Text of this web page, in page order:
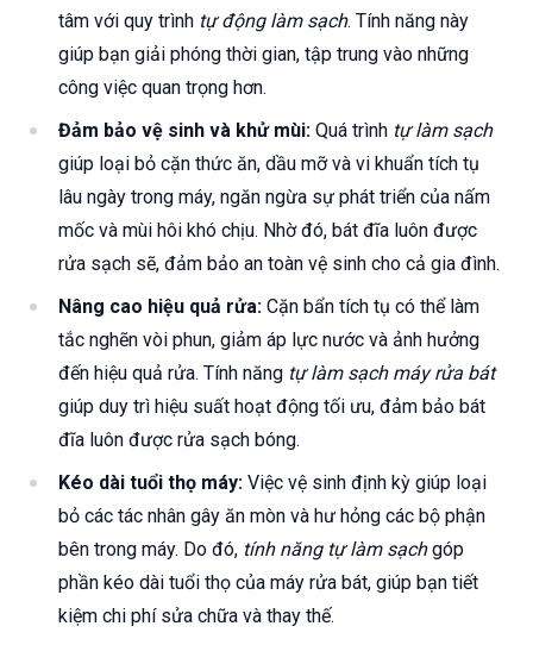
tâm với quy trình tự động làm sạch. Tính năng này
giúp bạn giải phóng thời gian, tập trung vào những
công việc quan trọng hơn.
Đảm bảo vệ sinh và khử mùi: Quá trình tự làm sạch
giúp loại bỏ cặn thức ăn, dầu mỡ và vi khuẩn tích tụ
lâu ngày trong máy, ngăn ngừa sự phát triển của nấm
mốc và mùi hôi khó chịu. Nhờ đó, bát đĩa luôn được
rửa sạch sẽ, đảm bảo an toàn vệ sinh cho cả gia đình.
Nâng cao hiệu quả rửa: Cặn bẩn tích tụ có thể làm
tắc nghẽn vòi phun, giảm áp lực nước và ảnh hưởng
đến hiệu quả rửa. Tính năng tự làm sạch máy rửa bát
giúp duy trì hiệu suất hoạt động tối ưu, đảm bảo bát
đĩa luôn được rửa sạch bóng.
Kéo dài tuổi thọ máy: Việc vệ sinh định kỳ giúp loại
bỏ các tác nhân gây ăn mòn và hư hỏng các bộ phận
bên trong máy. Do đó, tính năng tự làm sạchgóp
phần kéo dài tuổi thọ của máy rửa bát, giúp bạn tiết
kiệm chi phí sửa chữa và thay thế.